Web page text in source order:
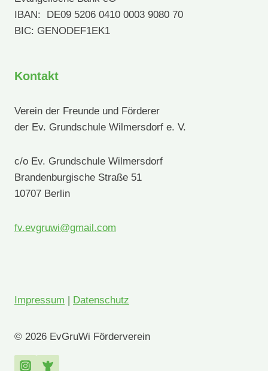
IBAN: DE09 5206 0410 0003 9080 70
BIC: GENODEF1EK1
Kontakt
Verein der Freunde und Förderer
der Ev. Grundschule Wilmersdorf e. V.
c/o Ev. Grundschule Wilmersdorf
Brandenburgische Straße 51
10707 Berlin
fv.evgruwi@gmail.com
Impressum | Datenschutz
© 2026 EvGruWi Förderverein